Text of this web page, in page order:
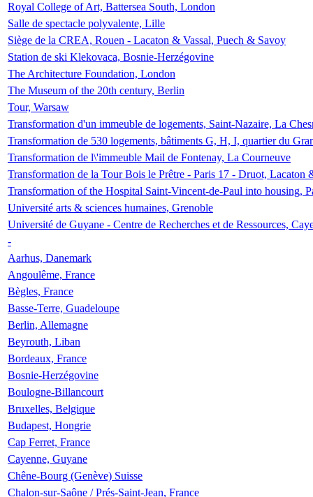
Royal College of Art, Battersea South, London
Salle de spectacle polyvalente, Lille
Siège de la CREA, Rouen - Lacaton & Vassal, Puech & Savoy
Station de ski Klekovaca, Bosnie-Herzégovine
The Architecture Foundation, London
The Museum of the 20th century, Berlin
Tour, Warsaw
Transformation d'un immeuble de logements, Saint-Nazaire, La
Transformation de 530 logements, bâtiments G, H, I, quartier du
Transformation de l\'immeuble Mail de Fontenay, La Courneuve
Transformation de la Tour Bois le Prêtre - Paris 17 - Druot, Lacaton
Transformation of the Hospital Saint-Vincent-de-Paul into housing,
Université arts & sciences humaines, Grenoble
Université de Guyane - Centre de Recherches et de Ressources,
-
Aarhus, Danemark
Angoulême, France
Bègles, France
Basse-Terre, Guadeloupe
Berlin, Allemagne
Beyrouth, Liban
Bordeaux, France
Bosnie-Herzégovine
Boulogne-Billancourt
Bruxelles, Belgique
Budapest, Hongrie
Cap Ferret, France
Cayenne, Guyane
Chêne-Bourg (Genève) Suisse
Chalon-sur-Saône / Prés-Saint-Jean, France